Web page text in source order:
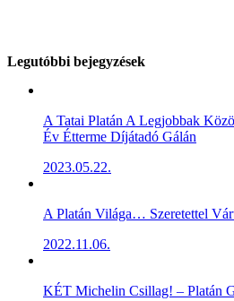
Legutóbbi bejegyzések
A Tatai Platán A Legjobbak
Év Étterme Díjátadó Gálán
2023.05.22.
A Platán Világa… Szeretettel
2022.11.06.
KÉT Michelin Csillag! – Platán